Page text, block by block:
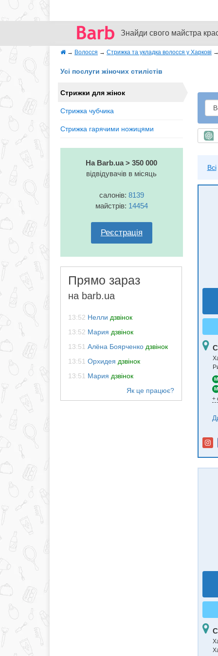
Знайди свого майстра
→ Волосся → Стрижка та укладка волосся у Харкові
Всі
Усі послуги жіночих стилістів
Стрижки для жінок
Стрижка чубчика
Стрижка гарячими ножицями
На Barb.ua > 350 000
відвідувачів в місяць
салонів: 8139
майстрів: 14454
Реєстрація
Прямо зараз
на barb.ua
13:52 Нелли дзвінок
13:52 Мария дзвінок
13:51 Алёна Боярченко дзвінок
13:51 Орхидея дзвінок
13:51 Мария дзвінок
M
M
+